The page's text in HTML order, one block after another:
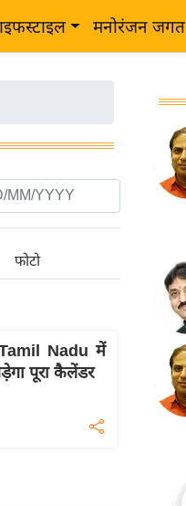
मनोरंजन जगत
फोटो
Nadu में
पूरा कैलेंडर